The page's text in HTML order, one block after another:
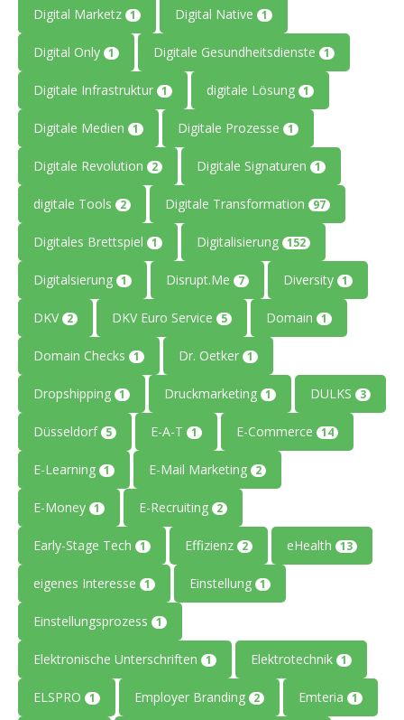
Digital Marketz 1 Digital Native 1
Digital Only 1 Digitale Gesundheitsdienste 1
Digitale Infrastruktur 1 digitale Lösung 1
Digitale Medien 1 Digitale Prozesse 1
Digitale Revolution 2 Digitale Signaturen 1
digitale Tools 2 Digitale Transformation 97
Digitales Brettspiel 1 Digitalisierung 152
Digitalsierung 1 Disrupt.Me 7 Diversity 1
DKV 2 DKV Euro Service 5 Domain 1
Domain Checks 1 Dr. Oetker 1
Dropshipping 1 Druckmarketing 1 DULKS 3
Düsseldorf 5 E-A-T 1 E-Commerce 14
E-Learning 1 E-Mail Marketing 2
E-Money 1 E-Recruiting 2
Early-Stage Tech 1 Effizienz 2 eHealth 13
eigenes Interesse 1 Einstellung 1
Einstellungsprozess 1
Elektronische Unterschriften 1 Elektrotechnik 1
ELSPRO 1 Employer Branding 2 Emteria 1